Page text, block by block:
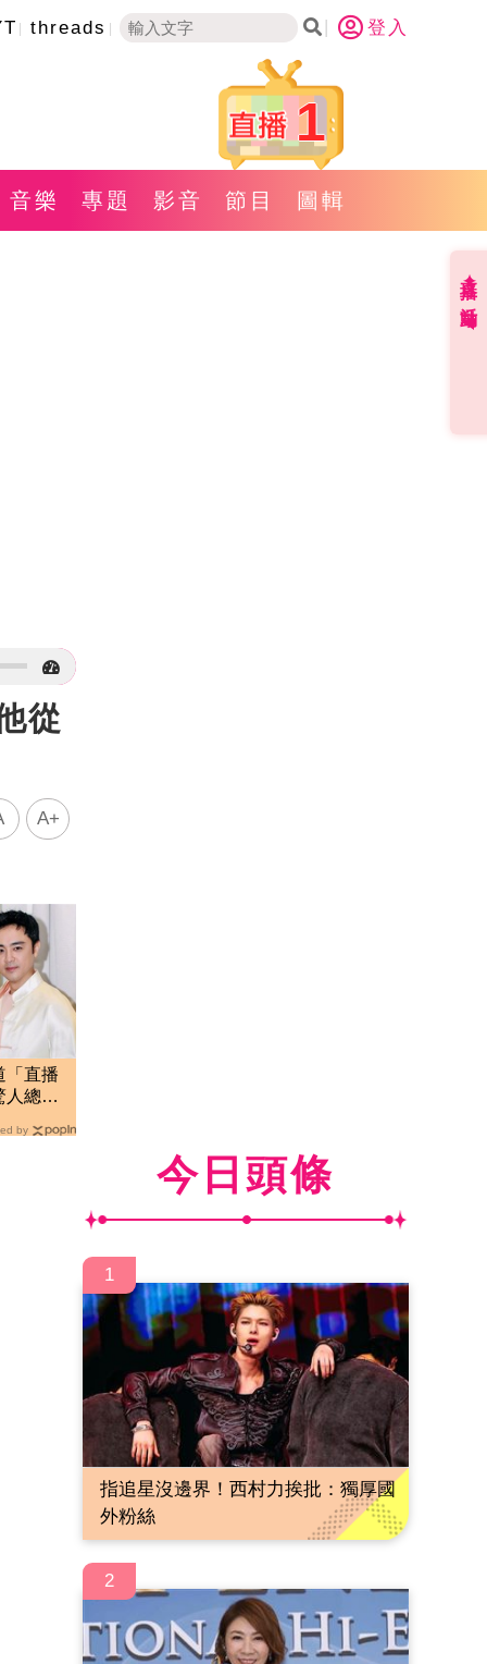
threads 登入
1
音樂 專題 影音 節目 圖輯
從
A+
「直播
總金
by
今日頭條
1
指追星沒邊界！西村力挨批：獨厚國
外粉絲
2
直播✦活動